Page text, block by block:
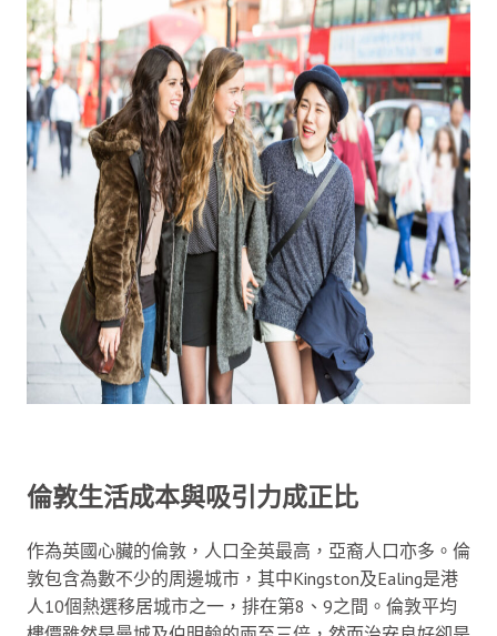
倫敦生活成本與吸引力成正比
作為英國心臟的倫敦，人口全英最高，亞裔人口亦多。倫
敦包含為數不少的周邊城市，其中Kingston及Ealing是港
人10個熱選移居城市之一，排在第8、9之間。倫敦平均